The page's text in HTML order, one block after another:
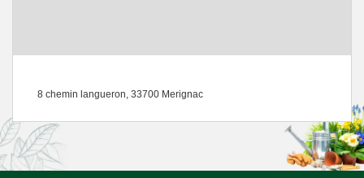
8 chemin langueron, 33700 Merignac